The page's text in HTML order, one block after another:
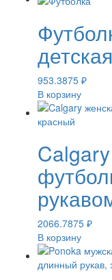
953.3875 ₽
В корзину
2066.7875 ₽
В корзину